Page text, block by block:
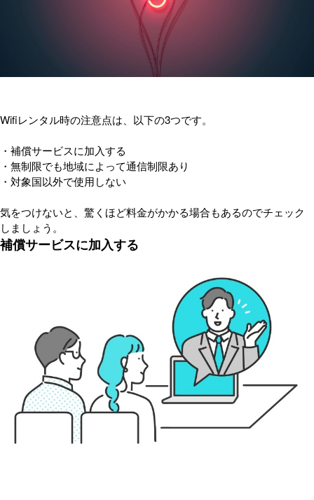
Wifiレンタル時の注意点は、以下の3つです。
・補償サービスに加入する
・無制限でも地域によって通信制限あり
・対象国以外で使用しない
気をつけないと、驚くほど料金がかかる場合もあるのでチェック
しましょう。
補償サービスに加入する